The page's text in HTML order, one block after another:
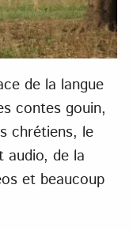
de la langue
contes gouin,
chrétiens, le
audio, de la
et beaucoup